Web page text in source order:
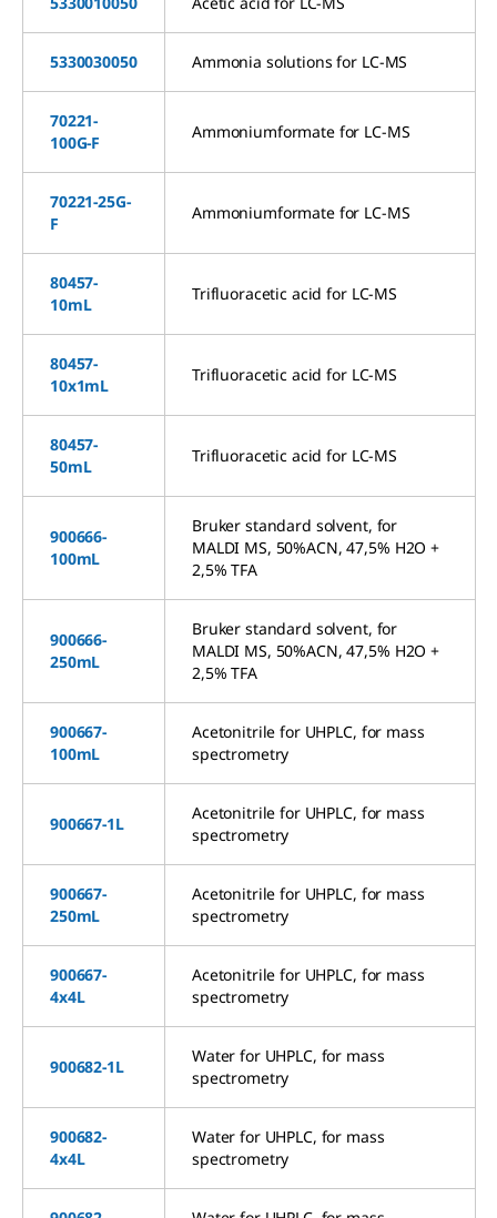
5330030050 Ammonia solutions for LC-MS
70221-
100G-F
Ammoniumformate for LC-MS
70221-25G-
F
Ammoniumformate for LC-MS
80457-
10mL
Trifluoracetic acid for LC-MS
80457-
10x1mL
Trifluoracetic acid for LC-MS
80457-
50mL
Trifluoracetic acid for LC-MS
900666-
100mL
Bruker standard solvent, for
MALDI MS, 50%ACN, 47,5% H2O +
2,5% TFA
900666-
250mL
Bruker standard solvent, for
MALDI MS, 50%ACN, 47,5% H2O +
2,5% TFA
900667-
100mL
Acetonitrile for UHPLC, for mass
spectrometry
900667-1L
Acetonitrile for UHPLC, for mass
spectrometry
900667-
250mL
Acetonitrile for UHPLC, for mass
spectrometry
900667-
4x4L
Acetonitrile for UHPLC, for mass
spectrometry
900682-1L
Water for UHPLC, for mass
spectrometry
900682-
4x4L
Water for UHPLC, for mass
spectrometry